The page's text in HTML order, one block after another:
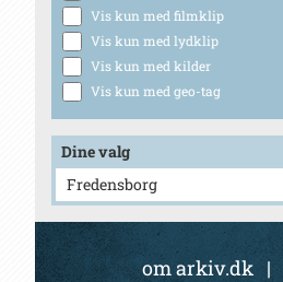
Vis kun med filmklip
Vis kun med lydklip
Vis kun med kilder
Vis kun med geo-tag
Dine valg
Fredensborg
om arkiv.dk |